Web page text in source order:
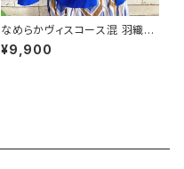
なめらかヴィスコース混 羽織り
カーディガン USAインポート/ブ
ルー
¥9,900